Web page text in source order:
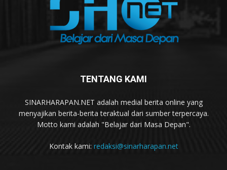
TENTANG KAMI
SINARHARAPAN.NET adalah medial berita online yang
menyajikan berita-berita teraktual dari sumber terpercaya.
Motto kami adalah "Belajar dari Masa Depan".
Kontak kami: redaksi@sinarharapan.net